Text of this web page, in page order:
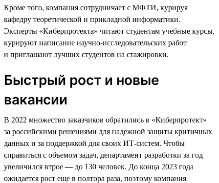
Кроме того, компания сотрудничает с МФТИ, курируя
кафедру теоретической и прикладной информатики.
Эксперты «Киберпротекта» читают студентам учебные курсы,
курируют написание научно-исследовательских работ
и приглашают лучших студентов на стажировки.
Быстрый рост и новые
вакансии
В 2022 множество заказчиков обратились в «Киберпротект»
за российскими решениями для надежной защиты критичных
данных и за поддержкой для своих ИТ-систем. Чтобы
справиться с объемом задач, департамент разработки за год
увеличился втрое — до 130 человек. До конца 2023 года
ожидается рост еще в полтора раза, поэтому компания